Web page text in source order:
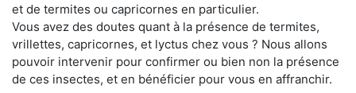
et de termites ou capricornes en particulier.
Vous avez des doutes quant à la présence de termites,
vrillettes, capricornes, et lyctus chez vous ? Nous allons
pouvoir intervenir pour confirmer ou bien non la présence
de ces insectes, et en bénéficier pour vous en affranchir.